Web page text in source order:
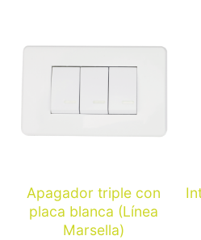
Apagador triple con
placa blanca (Línea
Marsella)